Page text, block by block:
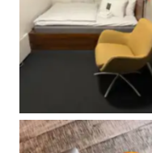
para descansar después
largas noches
persiguiendo auroras